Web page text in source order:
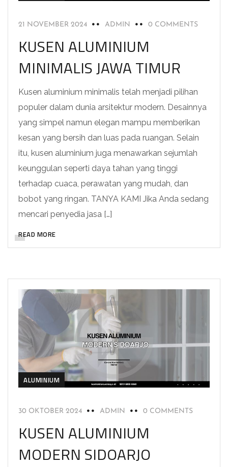
21 NOVEMBER 2024 ADMIN 0 COMMENTS
KUSEN ALUMINIUM
MINIMALIS JAWA TIMUR
Kusen aluminium minimalis telah menjadi pilihan
populer dalam dunia arsitektur modern. Desainnya
yang simpel namun elegan mampu memberikan
kesan yang bersih dan luas pada ruangan. Selain
itu, kusen aluminium juga menawarkan sejumlah
keunggulan seperti daya tahan yang tinggi
terhadap cuaca, perawatan yang mudah, dan
bobot yang ringan. TANYA KAMI Jika Anda sedang
mencari penyedia jasa […]
READ MORE
ALUMINIUM
30 OKTOBER 2024 ADMIN 0 COMMENTS
KUSEN ALUMINIUM
MODERN SIDOARJO